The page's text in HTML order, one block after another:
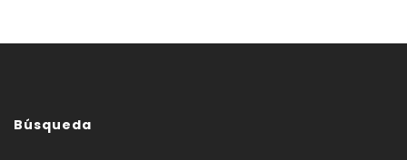
Búsqueda